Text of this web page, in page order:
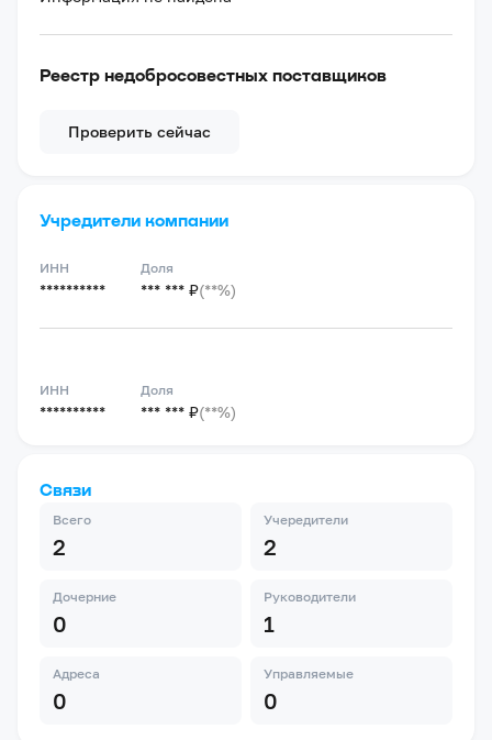
Реестр недобросовестных поставщиков
Проверить сейчас
Учредители компании
ИНН
**********
Доля
*** *** ₽(**%)
ИНН
**********
Доля
*** *** ₽(**%)
Связи
Всего
2
Учередители
2
Дочерние
0
Руководители
1
Адреса
0
Управляемые
0